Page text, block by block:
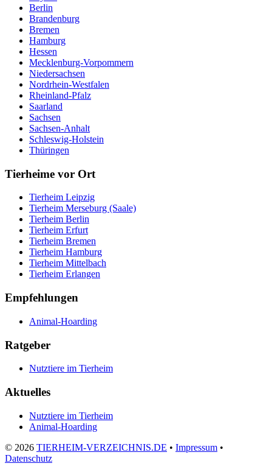
Berlin
Brandenburg
Bremen
Hamburg
Hessen
Mecklenburg-Vorpommern
Niedersachsen
Nordrhein-Westfalen
Rheinland-Pfalz
Saarland
Sachsen
Sachsen-Anhalt
Schleswig-Holstein
Thüringen
Tierheime vor Ort
Tierheim Leipzig
Tierheim Merseburg (Saale)
Tierheim Berlin
Tierheim Erfurt
Tierheim Bremen
Tierheim Hamburg
Tierheim Mittelbach
Tierheim Erlangen
Empfehlungen
Animal-Hoarding
Ratgeber
Nutztiere im Tierheim
Aktuelles
Nutztiere im Tierheim
Animal-Hoarding
© 2026 TIERHEIM-VERZEICHNIS.DE • Impressum •
Datenschutz